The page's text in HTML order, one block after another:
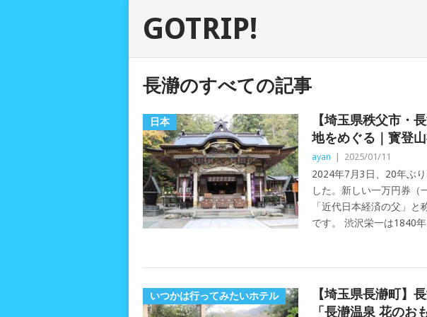
GOTRIP!
長瀞のすべての記事
日本
【埼玉県秩父市・
地をめぐる｜寳登
ayan 2025/01/11
2024年7月3日、20年ぶ
した。新しい一万円券（
「近代日本経済の父」
です。 渋沢栄一は1840
いつかは行ってみたいホテル
【埼玉県長瀞町】
「長瀞温泉 花のお